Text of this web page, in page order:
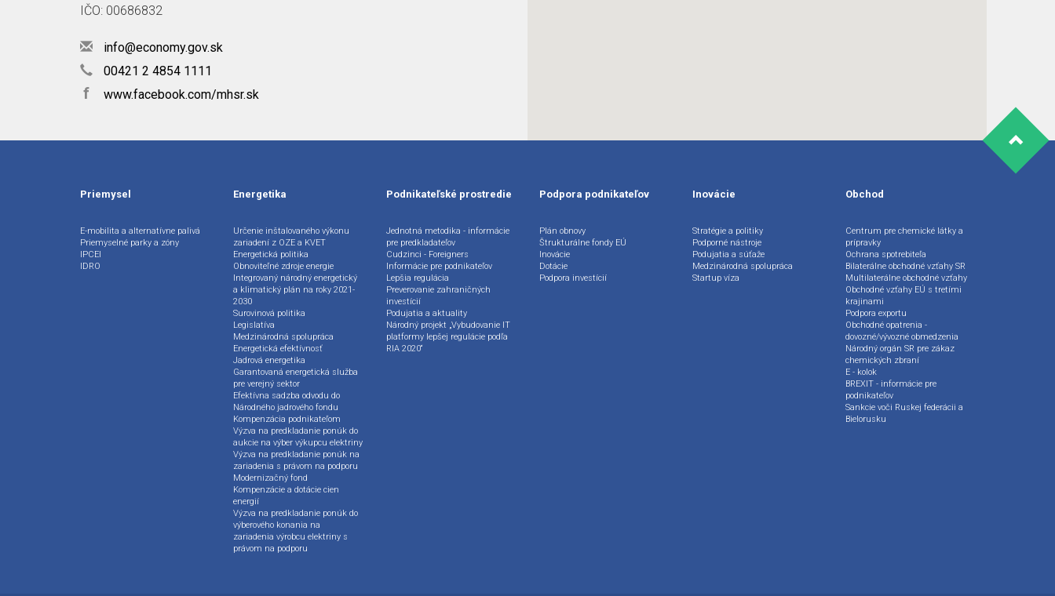
IČO: 00686832
info@economy.gov.sk
00421 2 4854 1111
f www.facebook.com/mhsr.sk
Priemysel
E-mobilita a alternatívne palivá
Priemyselné parky a zóny
IPCEI
IDRO
Energetika
Určenie inštalovaného výkonu
zariadení z OZE a KVET
Energetická politika
Obnoviteľné zdroje energie
Integrovaný národný energetický
a klimatický plán na roky 2021-
2030
Surovinová politika
Legislatíva
Medzinárodná spolupráca
Energetická efektívnosť
Jadrová energetika
Garantovaná energetická služba
pre verejný sektor
Efektívna sadzba odvodu do
Národného jadrového fondu
Kompenzácia podnikateľom
Výzva na predkladanie ponúk do
aukcie na výber výkupcu elektriny
Výzva na predkladanie ponúk na
zariadenia s právom na podporu
Modernizačný fond
Kompenzácie a dotácie cien
energií
Výzva na predkladanie ponúk do
výberového konania na
zariadenia výrobcu elektriny s
právom na podporu
Podnikateľské prostredie
Jednotná metodika - informácie
pre predkladateľov
Cudzinci - Foreigners
Informácie pre podnikateľov
Lepšia regulácia
Preverovanie zahraničných
investícií
Podujatia a aktuality
Národný projekt „Vybudovanie IT
platformy lepšej regulácie podľa
RIA 2020“
Podpora podnikateľov
Plán obnovy
Štrukturálne fondy EÚ
Inovácie
Dotácie
Podpora investícií
Inovácie
Stratégie a politiky
Podporné nástroje
Podujatia a súťaže
Medzinárodná spolupráca
Startup víza
Obchod
Centrum pre chemické látky a
prípravky
Ochrana spotrebiteľa
Bilaterálne obchodné vzťahy SR
Multilaterálne obchodné vzťahy
Obchodné vzťahy EÚ s tretími
krajinami
Podpora exportu
Obchodné opatrenia -
dovozné/vývozné obmedzenia
Národný orgán SR pre zákaz
chemických zbraní
E - kolok
BREXIT - informácie pre
podnikateľov
Sankcie voči Ruskej federácii a
Bielorusku